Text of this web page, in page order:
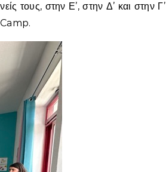
τους, στην Ε’, στην Δ’ και στην Γ’